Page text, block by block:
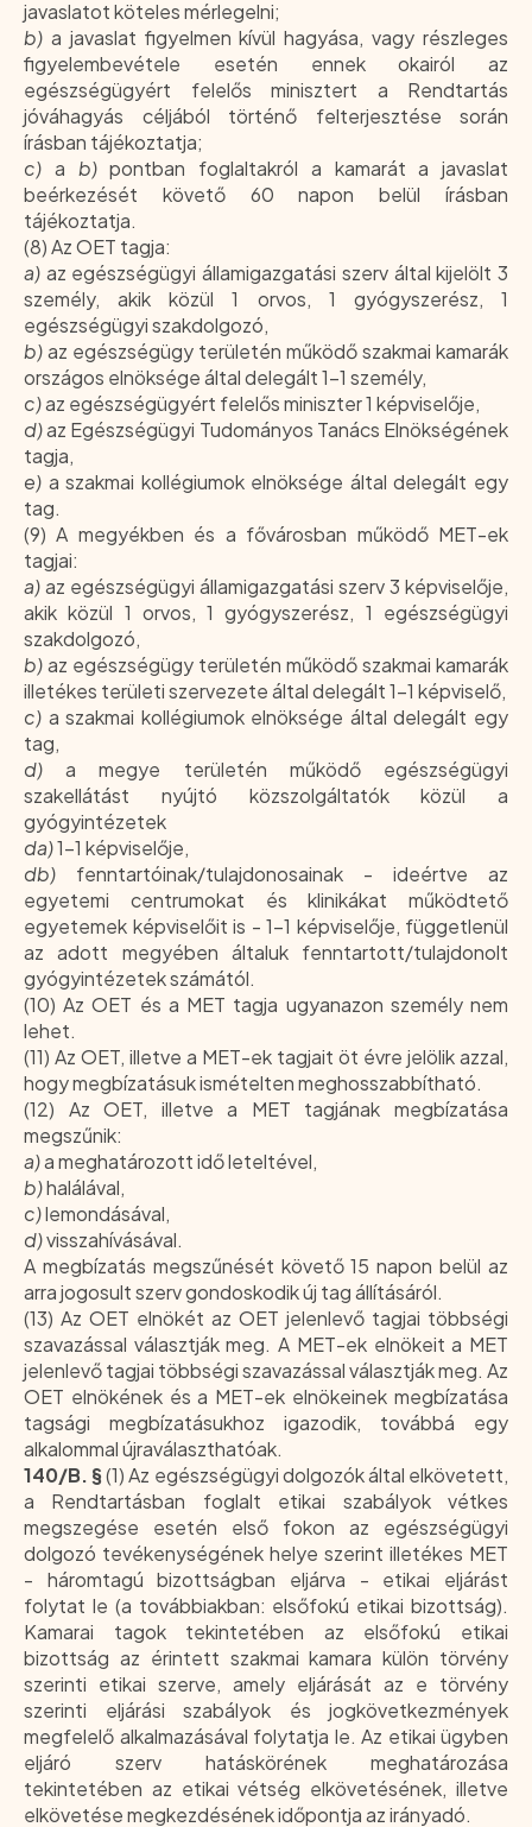
javaslatot köteles mérlegelni;
b) a javaslat figyelmen kívül hagyása, vagy részleges
figyelembevétele esetén ennek okairól az
egészségügyért felelős minisztert a Rendtartás
jóváhagyás céljából történő felterjesztése során
írásban tájékoztatja;
c) a b)pontban foglaltakról a kamarát a javaslat
beérkezését követő 60 napon belül írásban
tájékoztatja.
(8) Az OET tagja:
a) az egészségügyi államigazgatási szerv által kijelölt 3
személy, akik közül 1 orvos, 1 gyógyszerész, 1
egészségügyi szakdolgozó,
b)az egészségügy területén működő szakmai kamarák
országos elnöksége által delegált 1-1 személy,
c)az egészségügyért felelős miniszter 1 képviselője,
d)az Egészségügyi Tudományos Tanács Elnökségének
tagja,
e) a szakmai kollégiumok elnöksége által delegált egy
tag.
(9) A megyékben és a fővárosban működő MET-ek
tagjai:
a)az egészségügyi államigazgatási szerv 3 képviselője,
akik közül 1 orvos, 1 gyógyszerész, 1 egészségügyi
szakdolgozó,
b)az egészségügy területén működő szakmai kamarák
illetékes területi szervezete által delegált 1-1 képviselő,
c) a szakmai kollégiumok elnöksége által delegált egy
tag,
d)a megye területén működő egészségügyi
szakellátást nyújtó közszolgáltatók közül a
gyógyintézetek
da)1-1 képviselője,
db) fenntartóinak/tulajdonosainak - ideértve az
egyetemi centrumokat és klinikákat működtető
egyetemek képviselőit is - 1-1 képviselője, függetlenül
az adott megyében általuk fenntartott/tulajdonolt
gyógyintézetek számától.
(10) Az OET és a MET tagja ugyanazon személy nem
lehet.
(11) Az OET, illetve a MET-ek tagjait öt évre jelölik azzal,
hogy megbízatásuk ismételten meghosszabbítható.
(12) Az OET, illetve a MET tagjának megbízatása
megszűnik:
a)a meghatározott idő leteltével,
b)halálával,
c)lemondásával,
d)visszahívásával.
A megbízatás megszűnését követő 15 napon belül az
arra jogosult szerv gondoskodik új tag állításáról.
(13) Az OET elnökét az OET jelenlevő tagjai többségi
szavazással választják meg. A MET-ek elnökeit a MET
jelenlevő tagjai többségi szavazással választják meg. Az
OET elnökének és a MET-ek elnökeinek megbízatása
tagsági megbízatásukhoz igazodik, továbbá egy
alkalommal újraválaszthatóak.
140/B. §(1) Az egészségügyi dolgozók által elkövetett,
a Rendtartásban foglalt etikai szabályok vétkes
megszegése esetén első fokon az egészségügyi
dolgozó tevékenységének helye szerint illetékes MET
- háromtagú bizottságban eljárva - etikai eljárást
folytat le (a továbbiakban: elsőfokú etikai bizottság).
Kamarai tagok tekintetében az elsőfokú etikai
bizottság az érintett szakmai kamara külön törvény
szerinti etikai szerve, amely eljárását az e törvény
szerinti eljárási szabályok és jogkövetkezmények
megfelelő alkalmazásával folytatja le. Az etikai ügyben
eljáró szerv hatáskörének meghatározása
tekintetében az etikai vétség elkövetésének, illetve
elkövetése megkezdésének időpontja az irányadó.